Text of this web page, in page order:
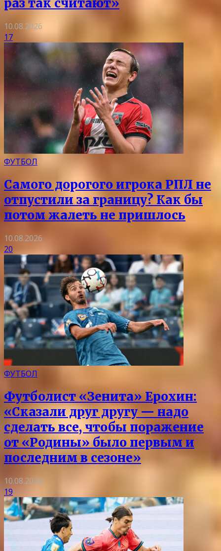
раз так считают»
10.08.2026
17
ФУТБОЛ
Самого дорогого игрока РПЛ не
отпустили за границу? Как бы
потом жалеть не пришлось
10.08.2026
20
ФУТБОЛ
Футболист «Зенита» Ерохин:
«Сказали друг другу — надо
сделать все, чтобы поражение
от «Родины» было первым и
последним в сезоне»
10.08.2026
19